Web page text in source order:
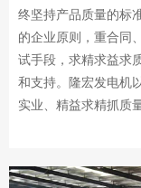
终坚持产品质量的标
的企业原则，重合同
试手段，求精求益求
和支持。隆宏发电机
实业、精益求精抓质